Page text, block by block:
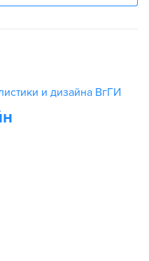
и дизайна ВгГИ